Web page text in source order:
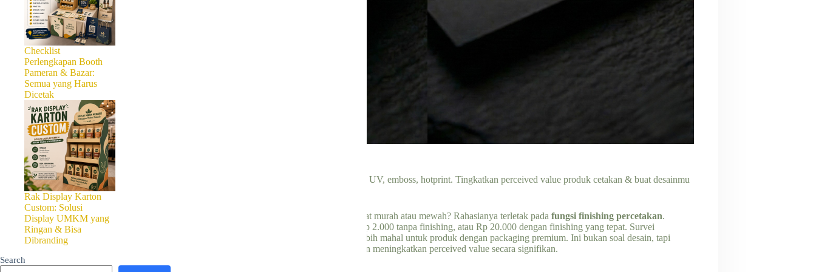
Pelajari fungsi finishing percetakan lengkap: laminasi, UV, emboss, hotprint. Tingkatkan perceived value produk cetakan & buat desainmu
Mengapa produk cetakan yang sama persis bisa terlihat murah atau mewah? Rahasianya terletak pada fungsi finishing percetakan.
Selembar kertas dengan desain identik bisa bernilai Rp 2.000 tanpa finishing, atau Rp 20.000 dengan finishing yang tepat. Survei
menunjukkan 73% konsumen mau membayar 20% lebih mahal untuk produk dengan packaging premium. Ini bukan soal desain, tapi
finishing yang memberikan perlindungan, estetika, dan meningkatkan perceived value secara signifikan.
Checklist
Perlengkapan Booth
Pameran & Bazar:
Semua yang Harus
Dicetak
Rak Display Karton
Custom: Solusi
Display UMKM yang
Ringan & Bisa
Dibranding
Search